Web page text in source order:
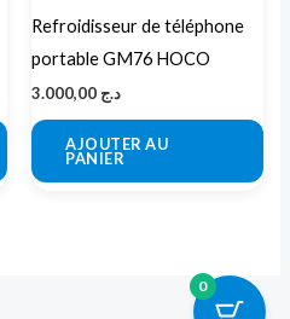
Refroidisseur de téléphone
portable GM76 HOCO
د.ج
AJOUTER AU
PANIER
0